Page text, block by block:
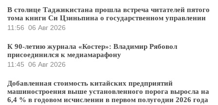
В столице Таджикистана прошла встреча читателей пятого
тома книги Си Цзиньпина о государственном управлении
11:56 06 Авг 2026
К 90-летию журнала «Костер»: Владимир Рябовол
присоединился к медиамарафону
11:45 06 Авг 2026
Добавленная стоимость китайских предприятий
машиностроения выше установленного порога выросла на
6,4 % в годовом исчислении в первом полугодии 2026 года